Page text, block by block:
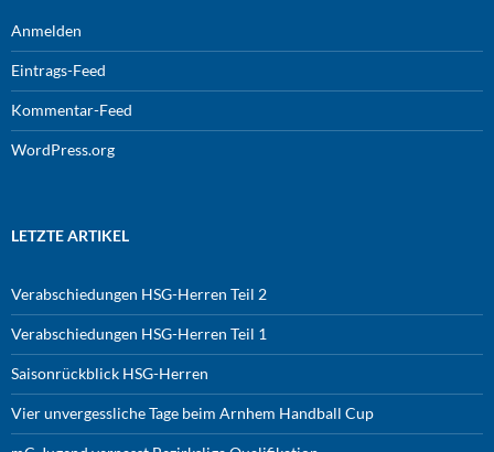
Anmelden
Eintrags-Feed
Kommentar-Feed
WordPress.org
LETZTE ARTIKEL
Verabschiedungen HSG-Herren Teil 2
Verabschiedungen HSG-Herren Teil 1
Saisonrückblick HSG-Herren
Vier unvergessliche Tage beim Arnhem Handball Cup